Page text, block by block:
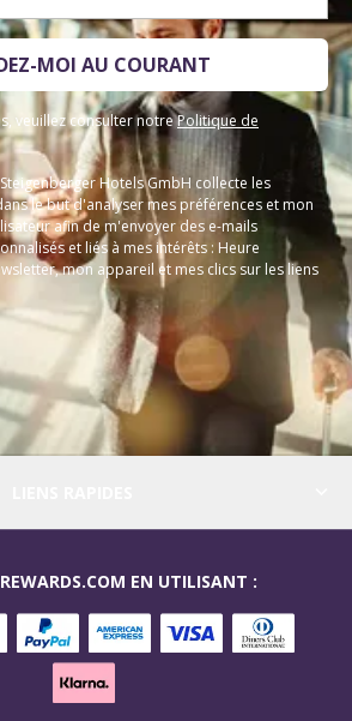
MOI AU COURANT
veuillez consulter notrePolitique de
Hotels GmbH collecte les
le but d'analyser mes préférences et mon
afin de m'envoyer des e-mails
et liés à mes intérêts : Heure
mon appareil et mes clics sur les liens
EN UTILISANT :